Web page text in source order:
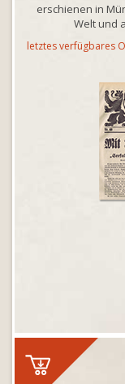
erschienen in
Welt und
letztes verfügbares